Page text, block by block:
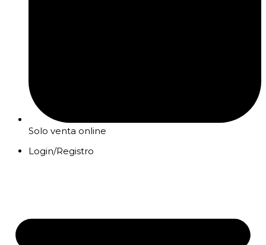
Solo venta online
Login/Registro